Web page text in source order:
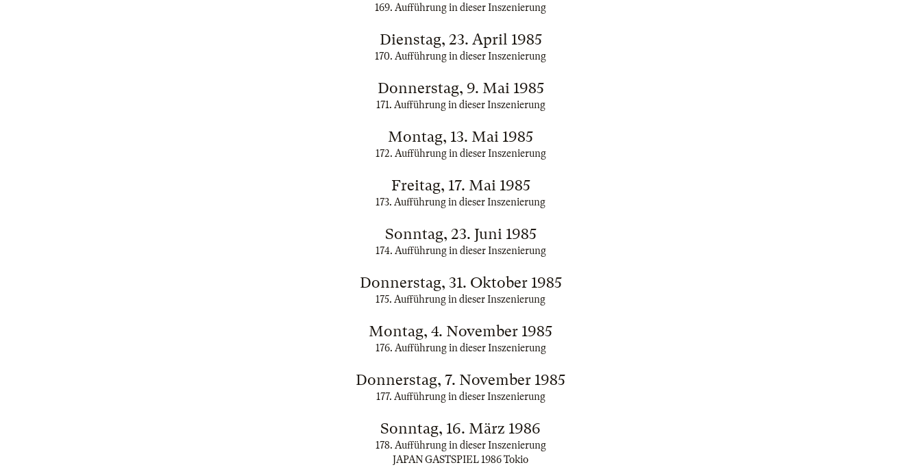
169. Aufführung in dieser Inszenierung
Dienstag, 23. April 1985
170. Aufführung in dieser Inszenierung
Donnerstag, 9. Mai 1985
171. Aufführung in dieser Inszenierung
Montag, 13. Mai 1985
172. Aufführung in dieser Inszenierung
Freitag, 17. Mai 1985
173. Aufführung in dieser Inszenierung
Sonntag, 23. Juni 1985
174. Aufführung in dieser Inszenierung
Donnerstag, 31. Oktober 1985
175. Aufführung in dieser Inszenierung
Montag, 4. November 1985
176. Aufführung in dieser Inszenierung
Donnerstag, 7. November 1985
177. Aufführung in dieser Inszenierung
Sonntag, 16. März 1986
178. Aufführung in dieser Inszenierung
JAPAN GASTSPIEL 1986 Tokio